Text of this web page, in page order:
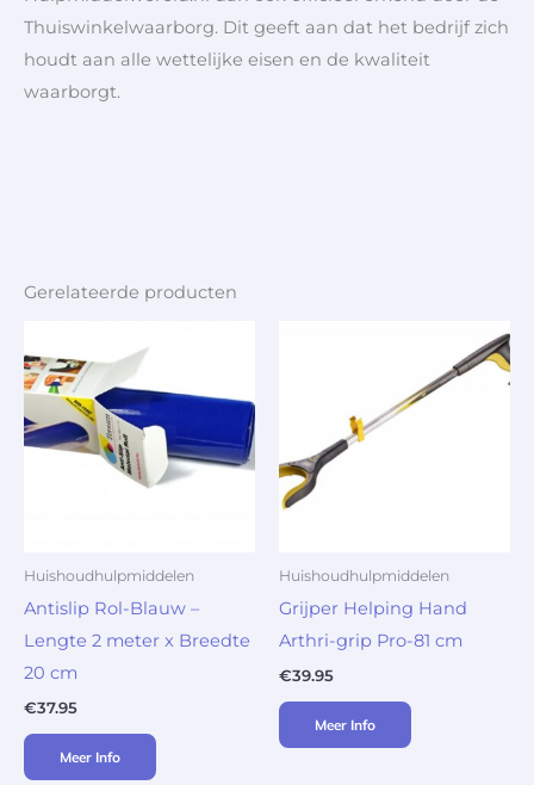
Thuiswinkelwaarborg. Dit geeft aan dat het bedrijf zich
houdt aan alle wettelijke eisen en de kwaliteit
waarborgt.
Gerelateerde producten
Huishoudhulpmiddelen
Antislip Rol-Blauw –
Lengte 2 meter x Breedte
20 cm
€37.95
Meer Info
Huishoudhulpmiddelen
Grijper Helping Hand
Arthri-grip Pro-81 cm
€39.95
Meer Info